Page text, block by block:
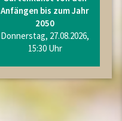
Anfängen bis zum Jahr
2050
Donnerstag, 27.08.2026,
15:30 Uhr